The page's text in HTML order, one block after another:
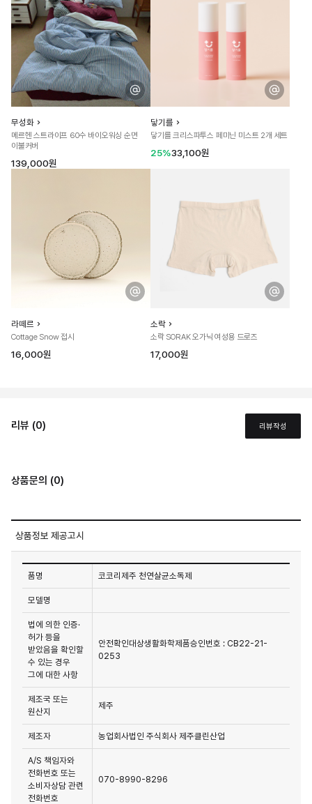
무성화
메르헨 스트라이프 60수 바이오워싱 순면
이불커버
139,000원
닿기를
닿기를 크리스파투스 페미닌 미스트 2개 세트
25%33,100원
라떼르
Cottage Snow 접시
16,000원
소락
소락 SORAK 오가닉 여성용 드로즈
17,000원
리뷰 (0) 리뷰작성
상품문의 (0)
상품정보 제공고시
품명 코코리제주 천연살균소독제
모델명
법에 의한 인증·
허가 등을
받았음을 확인할
수 있는 경우
그에 대한 사항
안전확인대상생활화학제품승인번호 : CB22-21-
0253
제조국 또는
원산지
제주
제조자 농업회사법인 주식회사 제주클린산업
A/S 책임자와
전화번호 또는
소비자상담 관련
전화번호
070-8990-8296